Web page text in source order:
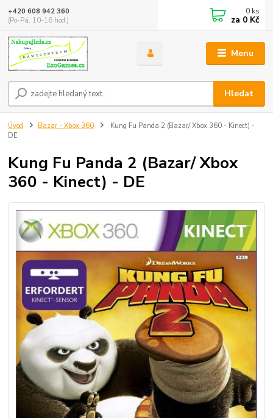
Menu
Hledat
+420 608 942 360
(Po-Pá, 10-16 hod.)
0 ks
za 0 Kč
Úvod Bazar - Xbox 360
Kung Fu Panda 2 (Bazar/ Xbox 360 - Kinect) -
DE
Kung Fu Panda 2 (Bazar/ Xbox
360 - Kinect) - DE